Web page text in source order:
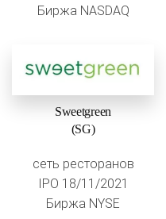
Биржа NASDAQ
Sweetgreen
(SG)
сеть ресторанов
IPO 18/11/2021
Биржа NYSE